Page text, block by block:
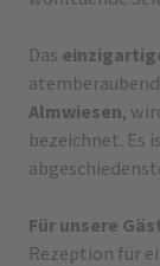
Das
Almwiesen,
bezeichnet. Es
Für unsere
Rezeption für